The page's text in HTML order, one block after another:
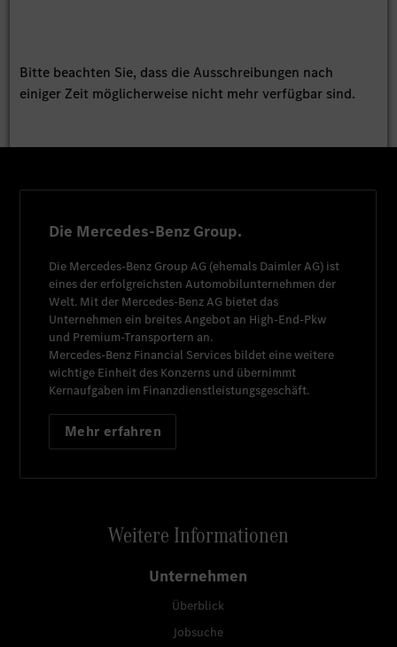
Bitte beachten Sie, dass die Ausschreibungen nach
einiger Zeit möglicherweise nicht mehr verfügbar sind.
Die Mercedes-Benz Group.
Die Mercedes-Benz Group AG (ehemals Daimler AG) ist
eines der erfolgreichsten Automobilunternehmen der
Welt. Mit der Mercedes-Benz AG bietet das
Unternehmen ein breites Angebot an High-End-Pkw
und Premium-Transportern an.
Mercedes-Benz Financial Services bildet eine weitere
wichtige Einheit des Konzerns und übernimmt
Kernaufgaben im Finanzdienstleistungsgeschäft.
Mehr erfahren
Weitere Informationen
Unternehmen
Überblick
Jobsuche